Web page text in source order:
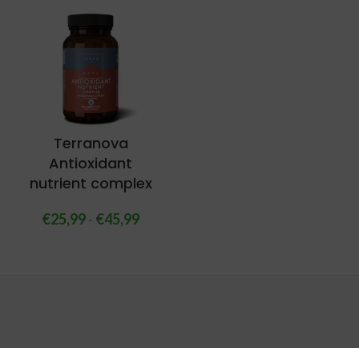
Terranova
Antioxidant
nutrient complex
€25,99- €45,99